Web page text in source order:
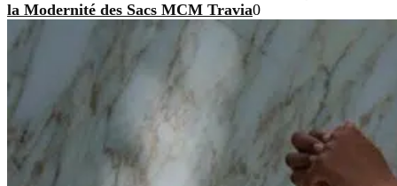
la Modernité des Sacs MCM Travia0